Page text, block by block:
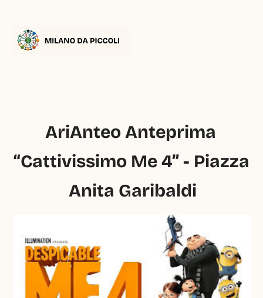
AriAnteo Anteprima
“Cattivissimo Me 4” - Piazza
Anita Garibaldi